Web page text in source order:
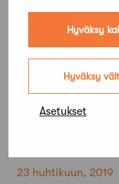
Hyväksy
Hyväksy
Asetukset
23 huhtikuun, 2019